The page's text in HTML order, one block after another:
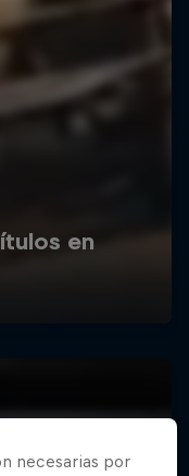
necesarias por